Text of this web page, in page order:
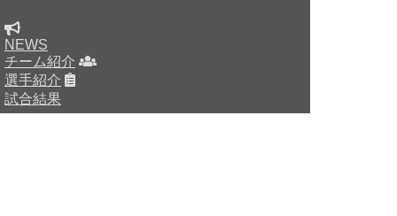
NEWS
チーム紹介
選手紹介
試合結果